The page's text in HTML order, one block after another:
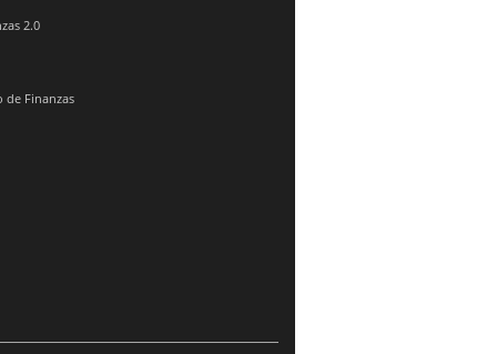
2.0
de Finanzas